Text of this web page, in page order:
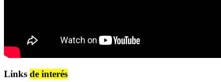
Links de interés